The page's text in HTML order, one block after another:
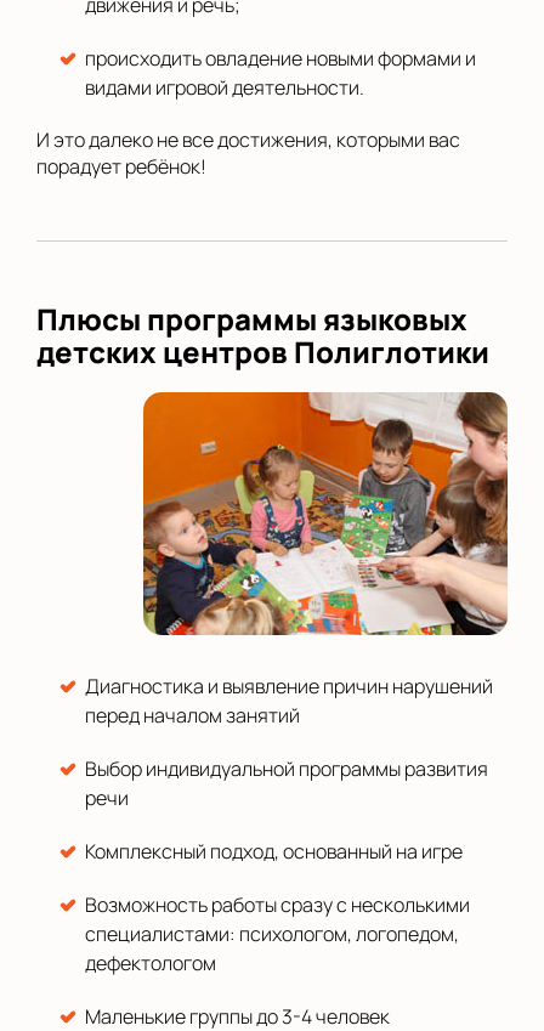
происходить овладение новыми формами и
видами игровой деятельности.
И это далеко не все достижения, которыми вас
порадует ребёнок!
Плюсы программы языковых
детских центров Полиглотики
Диагностика и выявление причин нарушений
перед началом занятий
Выбор индивидуальной программы развития
речи
Комплексный подход, основанный на игре
Возможность работы сразу с несколькими
специалистами: психологом, логопедом,
дефектологом
Маленькие группы до 3-4 человек